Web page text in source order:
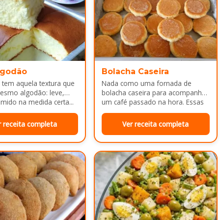
tem aquela textura que
algodão: leve,
na medida certa...
receita completa
Bolacha Caseira
Nada como uma fornada de
bolacha caseira para acompanhar
um café passado na hora. Essas
bolachinhas ficam levemente
douradas por…
Ver receita completa